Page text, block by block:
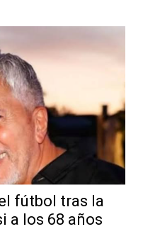
fútbol tras la
a los 68 años